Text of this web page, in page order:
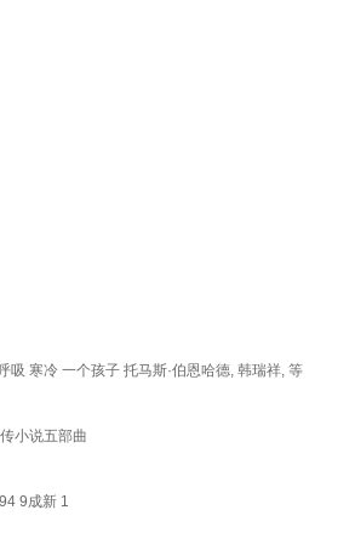
吸 寒冷 一个孩子 托马斯·伯恩哈德, 韩瑞祥, 等
小说五部曲
9成新 1